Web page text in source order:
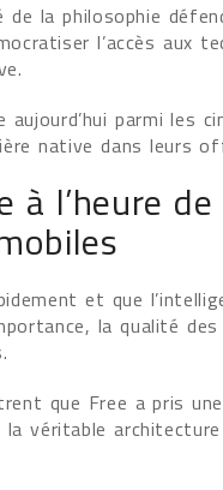
la philosophie
l’accès aux
aujourd’hui parmi les
native dans leurs
l’heure
et que
la qualité
que Free a pris
véritable